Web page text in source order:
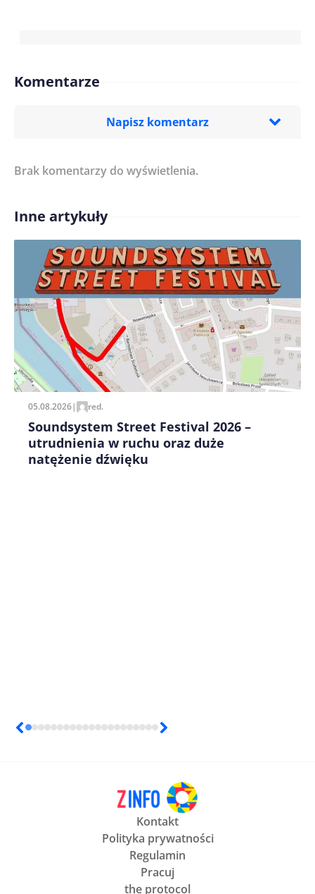
Komentarze
Napisz komentarz
Treść komentarza*
Imię/ Nick*
Zapamiętaj moje dane w tej przeglądarce podczas
pisania kolejnych komentarzy.
Brak komentarzy do wyświetlenia.
Inne artykuły
05.08.2026| red.
Soundsystem Street Festival 2026 –
utrudnienia w ruchu oraz duże
natężenie dźwięku
Kontakt
Polityka prywatności
Regulamin
Pracuj
the protocol